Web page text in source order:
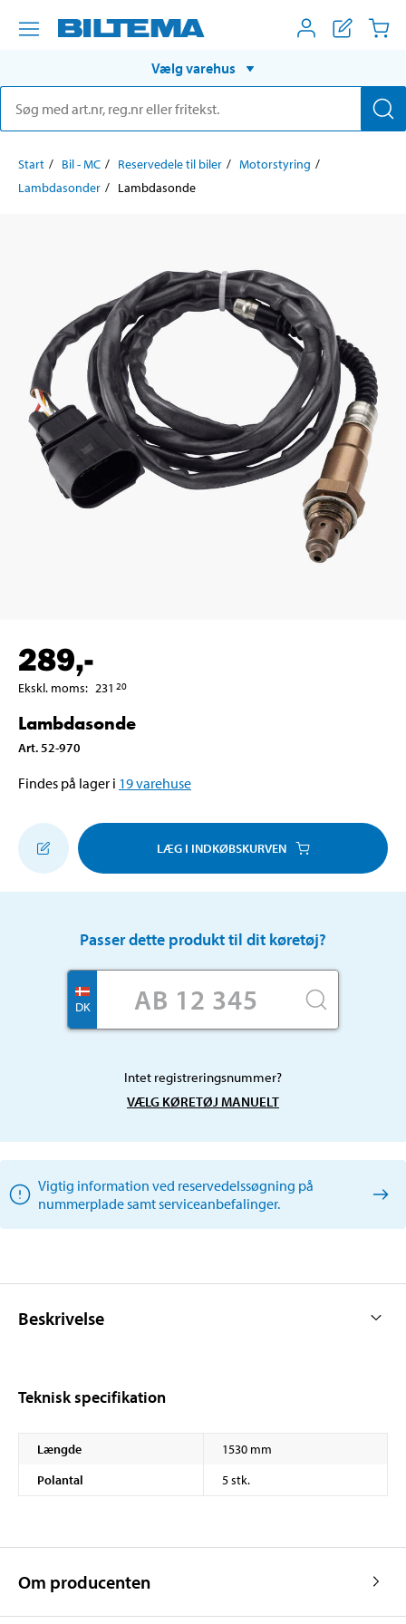
Vælg varehus
Start Bil - MC Reservedele til biler
Motorstyring
Lambdasonder
Lambdasonde
289,-
Ekskl. moms: 231 20
Lambdasonde
Art. 52-970
Findes på lager i 19varehuse
LÆG I INDKØBSKURVEN
Passer dette produkt til dit køretøj?
DK
Intet registreringsnummer?
VÆLG KØRETØJ MANUELT
Vigtig information ved reservedelssøgning på
nummerplade samt serviceanbefalinger.
Beskrivelse
Teknisk specifikation
Længde
1530 mm
Polantal
5 stk.
Om producenten